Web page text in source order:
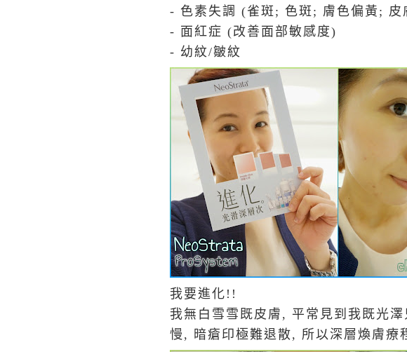
- 色素失調 (雀斑; 色斑; 膚色偏黃; 皮
- 面紅症 (改善面部敏感度)
- 幼紋/皺紋
我要進化!!
我無白雪雪既皮膚, 平常見到我既光
慢, 暗瘡印極難退散, 所以深層煥膚療